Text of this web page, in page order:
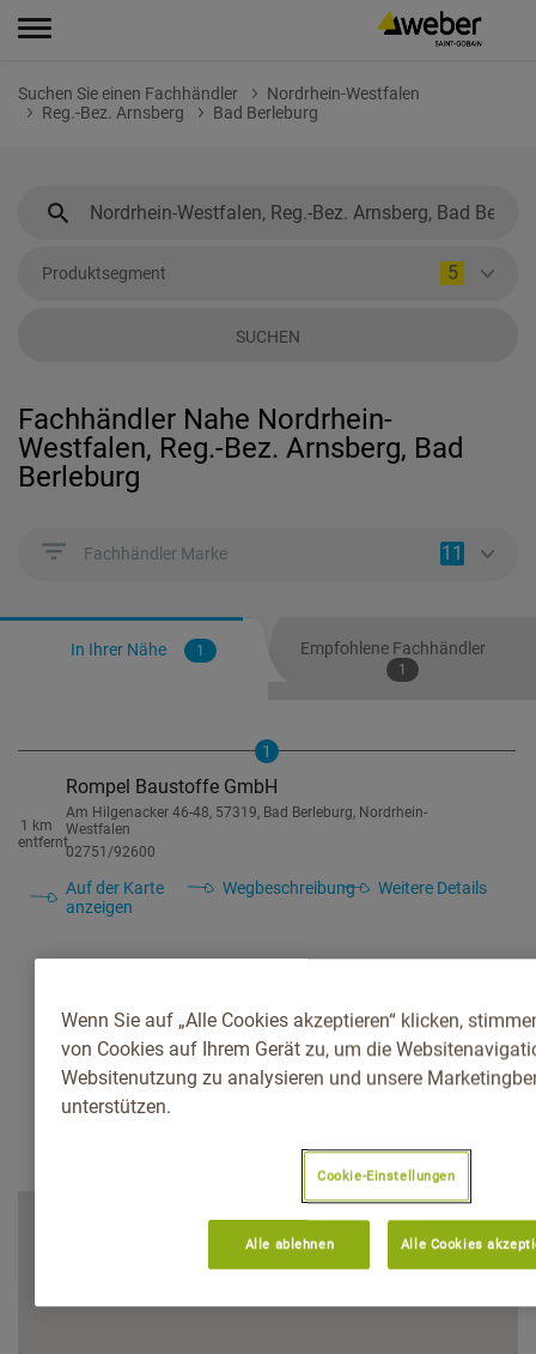
Suchen Sie einen Fachhändler
Nordrhein-Westfalen
Reg.-Bez. Arnsberg
Bad Berleburg
Produktsegment 5
SUCHEN
Fachhändler Nahe Nordrhein-
Westfalen, Reg.-Bez. Arnsberg, Bad
Berleburg
Fachhändler Marke 11
In Ihrer Nähe 1 Empfohlene Fachhändler
1
1
Rompel Baustoffe GmbH
Am Hilgenacker 46-48, 57319, Bad Berleburg, Nordrhein-
Westfalen
02751/92600
1 km
entfernt
Auf der Karte
anzeigen
Wegbeschreibung Weitere Details
Wenn Sie auf „Alle Cookies akzeptieren“ klicken,
von Cookies auf Ihrem Gerät zu, um die
Websitenutzung zu analysieren und unsere
unterstützen.
Cookie-Einstellungen
Alle ablehnen Alle Cookies